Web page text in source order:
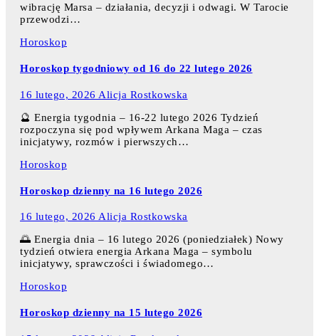
wibrację Marsa – działania, decyzji i odwagi. W Tarocie
przewodzi…
Horoskop
Horoskop tygodniowy od 16 do 22 lutego 2026
16 lutego, 2026 Alicja Rostkowska
🔮 Energia tygodnia – 16-22 lutego 2026 Tydzień
rozpoczyna się pod wpływem Arkana Maga – czas
inicjatywy, rozmów i pierwszych…
Horoskop
Horoskop dzienny na 16 lutego 2026
16 lutego, 2026 Alicja Rostkowska
🌅 Energia dnia – 16 lutego 2026 (poniedziałek) Nowy
tydzień otwiera energia Arkana Maga – symbolu
inicjatywy, sprawczości i świadomego…
Horoskop
Horoskop dzienny na 15 lutego 2026